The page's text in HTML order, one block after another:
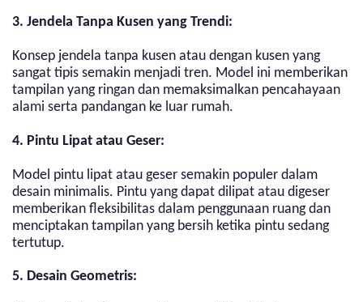
3. Jendela Tanpa Kusen yang Trendi:
Konsep jendela tanpa kusen atau dengan kusen yang
sangat tipis semakin menjadi tren. Model ini memberikan
tampilan yang ringan dan memaksimalkan pencahayaan
alami serta pandangan ke luar rumah.
4. Pintu Lipat atau Geser:
Model pintu lipat atau geser semakin populer dalam
desain minimalis. Pintu yang dapat dilipat atau digeser
memberikan fleksibilitas dalam penggunaan ruang dan
menciptakan tampilan yang bersih ketika pintu sedang
tertutup.
5. Desain Geometris: